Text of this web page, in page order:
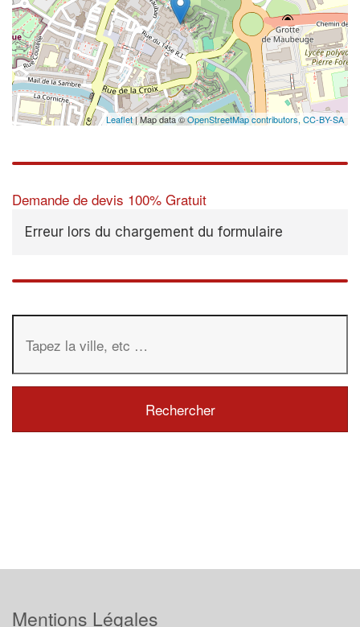
Leaflet| Map data ©OpenStreetMap contributors, CC-BY-SA
Demande de devis 100% Gratuit
Erreur lors du chargement du formulaire
Mentions Légales